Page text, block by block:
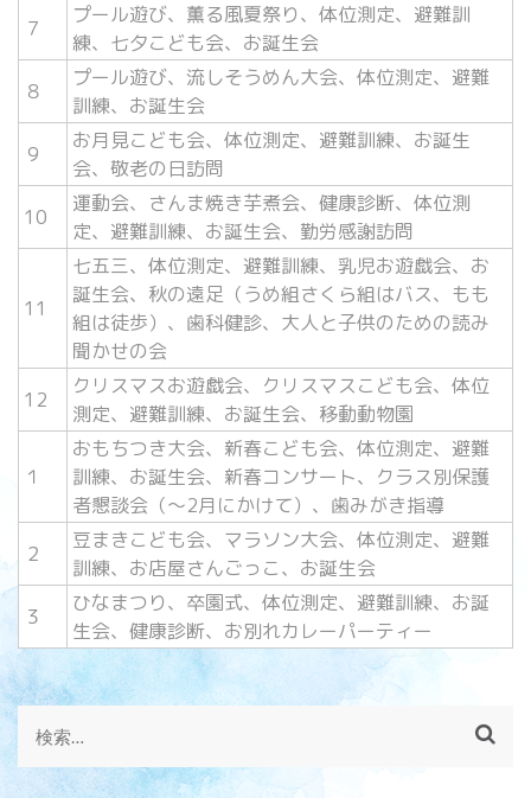
７
プール遊び、薫る風夏祭り、体位測定、避難訓
練、七夕こども会、お誕生会
８
プール遊び、流しそうめん大会、体位測定、避難
訓練、お誕生会
９
お月見こども会、体位測定、避難訓練、お誕生
会、敬老の日訪問
10
運動会、さんま焼き芋煮会、健康診断、体位測
定、避難訓練、お誕生会、勤労感謝訪問
11
七五三、体位測定、避難訓練、乳児お遊戯会、お
誕生会、秋の遠足（うめ組さくら組はバス、もも
組は徒歩）、歯科健診、大人と子供のための読み
聞かせの会
12
クリスマスお遊戯会、クリスマスこども会、体位
測定、避難訓練、お誕生会、移動動物園
１
おもちつき大会、新春こども会、体位測定、避難
訓練、お誕生会、新春コンサート、クラス別保護
者懇談会（～2月にかけて）、歯みがき指導
２
豆まきこども会、マラソン大会、体位測定、避難
訓練、お店屋さんごっこ、お誕生会
３
ひなまつり、卒園式、体位測定、避難訓練、お誕
生会、健康診断、お別れカレーパーティー
検
索: